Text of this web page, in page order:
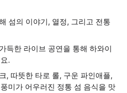
섬의 이야기, 열정, 그리고 전통
득한 라이브 공연을 통해 하와이
.
, 따뜻한 타로 롤, 구운 파인애플,
미가 어우러진 정통 섬 음식을 맛